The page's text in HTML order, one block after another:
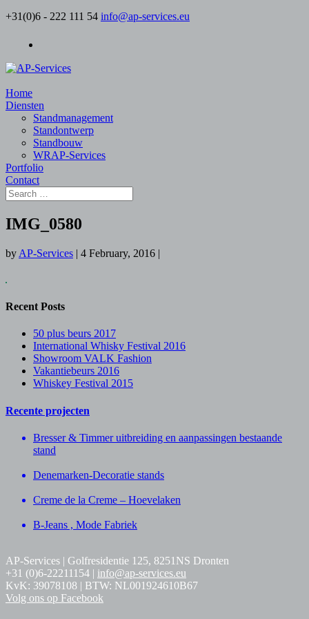
+31(0)6 - 222 111 54 info@ap-services.eu
Home
Diensten
Standmanagement
Standontwerp
Standbouw
WRAP-Services
Portfolio
Contact
IMG_0580
by AP-Services | 4 February, 2016 |
Recent Posts
50 plus beurs 2017
International Whisky Festival 2016
Showroom VALK Fashion
Vakantiebeurs 2016
Whiskey Festival 2015
Recente projecten
Bresser & Timmer uitbreiding en aanpassingen bestaande
stand
Denemarken-Decoratie stands
Creme de la Creme – Hoevelaken
B-Jeans , Mode Fabriek
AP-Services | Golfresidentie 125, 8251NS Dronten
+31 (0)6-22211154 | info@ap-services.eu
KvK: 39078108 | BTW: NL001924610B67
Volg ons op Facebook